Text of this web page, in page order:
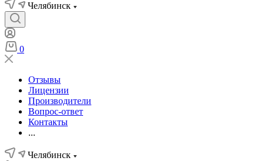
Челябинск
0
Отзывы
Лицензии
Производители
Вопрос-ответ
Контакты
...
Челябинск